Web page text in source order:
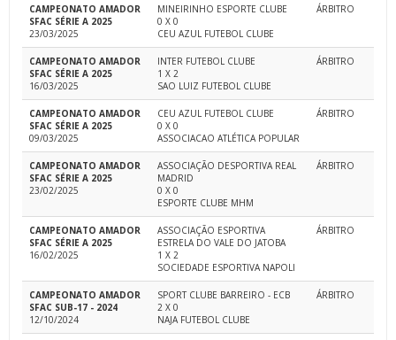
CAMPEONATO AMADOR
SFAC SÉRIE A 2025
23/03/2025
MINEIRINHO ESPORTE CLUBE
0 X 0
CEU AZUL FUTEBOL CLUBE
ÁRBITRO
CAMPEONATO AMADOR
SFAC SÉRIE A 2025
16/03/2025
INTER FUTEBOL CLUBE
1 X 2
SAO LUIZ FUTEBOL CLUBE
ÁRBITRO
CAMPEONATO AMADOR
SFAC SÉRIE A 2025
09/03/2025
CEU AZUL FUTEBOL CLUBE
0 X 0
ASSOCIACAO ATLÉTICA POPULAR
ÁRBITRO
CAMPEONATO AMADOR
SFAC SÉRIE A 2025
23/02/2025
ASSOCIAÇÃO DESPORTIVA REAL
MADRID
0 X 0
ESPORTE CLUBE MHM
ÁRBITRO
CAMPEONATO AMADOR
SFAC SÉRIE A 2025
16/02/2025
ASSOCIAÇÃO ESPORTIVA
ESTRELA DO VALE DO JATOBA
1 X 2
SOCIEDADE ESPORTIVA NAPOLI
ÁRBITRO
CAMPEONATO AMADOR
SFAC SUB-17 - 2024
12/10/2024
SPORT CLUBE BARREIRO - ECB
2 X 0
NAJA FUTEBOL CLUBE
ÁRBITRO